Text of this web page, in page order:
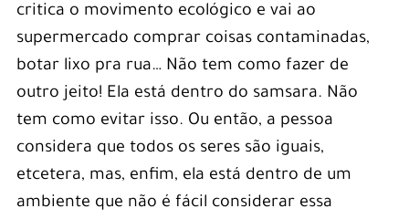
critica o movimento ecológico e vai ao
supermercado comprar coisas contaminadas,
botar lixo pra rua… Não tem como fazer de
outro jeito! Ela está dentro do samsara. Não
tem como evitar isso. Ou então, a pessoa
considera que todos os seres são iguais,
etcetera, mas, enfim, ela está dentro de um
ambiente que não é fácil considerar essa